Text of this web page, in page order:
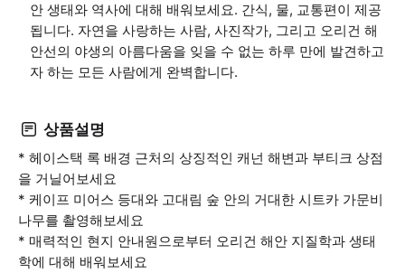
안 생태와 역사에 대해 배워보세요. 간식, 물, 교통편이 제공
됩니다. 자연을 사랑하는 사람, 사진작가, 그리고 오리건 해
안선의 야생의 아름다움을 잊을 수 없는 하루 만에 발견하고
자 하는 모든 사람에게 완벽합니다.
상품설명
* 헤이스택 록 배경 근처의 상징적인 캐넌 해변과 부티크 상점
을 거닐어보세요
* 케이프 미어스 등대와 고대림 숲 안의 거대한 시트카 가문비
나무를 촬영해보세요
* 매력적인 현지 안내원으로부터 오리건 해안 지질학과 생태
학에 대해 배워보세요